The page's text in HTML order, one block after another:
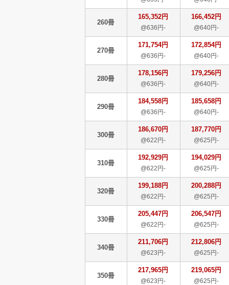
260冊
165,352円
@636円-
166,452円
@640円-
270冊
171,754円
@636円-
172,854円
@640円-
280冊
178,156円
@636円-
179,256円
@640円-
290冊
184,558円
@636円-
185,658円
@640円-
300冊
186,670円
@622円-
187,770円
@625円-
310冊
192,929円
@622円-
194,029円
@625円-
320冊
199,188円
@622円-
200,288円
@625円-
330冊
205,447円
@622円-
206,547円
@625円-
340冊
211,706円
@623円-
212,806円
@625円-
350冊
217,965円
@623円-
219,065円
@625円-